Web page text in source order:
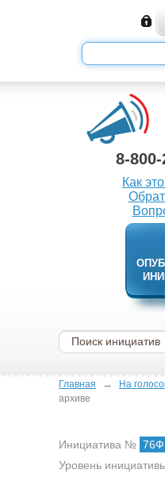
8-
Как
Главная → На
архиве
Инициатива №
Уровень